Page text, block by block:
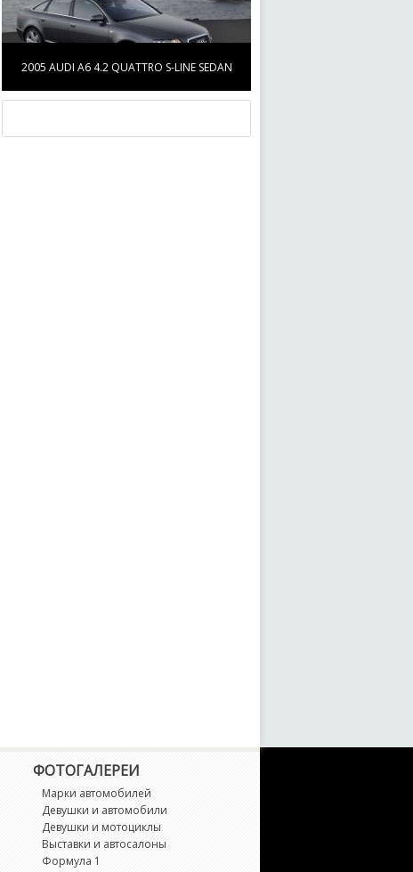
2005 AUDI A6 4.2 QUATTRO S-LINE SEDAN
ФОТОГАЛЕРЕИ
Марки автомобилей
Девушки и автомобили
Девушки и мотоциклы
Выставки и автосалоны
Формула 1